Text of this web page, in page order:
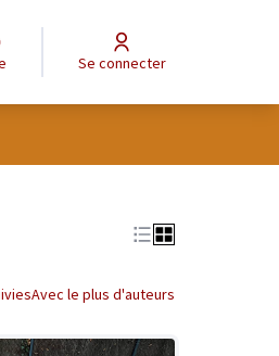
Se connecter
Avec le plus d'auteurs